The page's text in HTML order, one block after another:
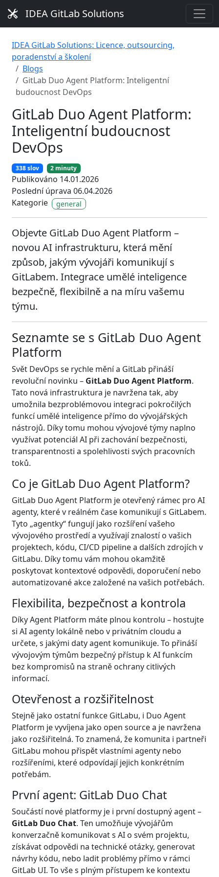
IDEA GitLab Solutions
IDEA GitLab Solutions: Licence, outsourcing,
poradenství a školení
Blogs
GitLab Duo Agent Platform: Inteligentní
budoucnost DevOps
GitLab Duo Agent Platform:
Inteligentní budoucnost
DevOps
338 slov 2 minuty
Publikováno 14.01.2026
Poslední úprava 06.04.2026
Kategorie
general
Objevte GitLab Duo Agent Platform –
novou AI infrastrukturu, která mění
způsob, jakým vývojáři komunikují s
GitLabem. Integrace umělé inteligence
bezpečně, flexibilně a na míru vašemu
týmu.
Seznamte se s GitLab Duo Agent
Platform
Svět DevOps se rychle mění a GitLab přináší
revoluční novinku – GitLab Duo Agent Platform.
Tato nová infrastruktura je navržena tak, aby
umožnila bezproblémovou integraci pokročilých
funkcí umělé inteligence přímo do vývojářských
nástrojů. Díky tomu mohou vývojové týmy naplno
využívat potenciál AI při zachování bezpečnosti,
transparentnosti a spolehlivosti svých pracovních
toků.
Co je GitLab Duo Agent Platform?
GitLab Duo Agent Platform je otevřený rámec pro AI
agenty, které v reálném čase komunikují s GitLabem.
Tyto „agentky“ fungují jako rozšíření vašeho
vývojového prostředí a využívají znalostí o vašich
projektech, kódu, CI/CD pipeline a dalších zdrojích v
GitLabu. Díky tomu vám mohou okamžitě
poskytovat kontextové odpovědi, doporučení nebo
automatizované akce založené na vašich potřebách.
Flexibilita, bezpečnost a kontrola
Díky Agent Platform máte plnou kontrolu – hostujte
si AI agenty lokálně nebo v privátním cloudu a
určete, s jakými daty agent komunikuje. To přináší
vývojovým týmům bezpečný přístup k AI funkcím
bez kompromisů na straně ochrany citlivých
informací.
Otevřenost a rozšiřitelnost
Stejně jako ostatní funkce GitLabu, i Duo Agent
Platform je vyvíjena jako open source a je navržena
jako rozšiřitelná. To znamená, že komunita i partneři
GitLabu mohou přispět vlastními agenty nebo
rozšířeními, které odpovídají jejich konkrétním
potřebám.
První agent: GitLab Duo Chat
Součástí nové platformy je i první dostupný agent –
GitLab Duo Chat. Ten umožňuje vývojářům
konverzačně komunikovat s AI o svém projektu,
získávat odpovědi na technické otázky, generovat
návrhy kódu, nebo ladit problémy přímo v rámci
GitLab UI. To vše s plným přístupem ke kontextu